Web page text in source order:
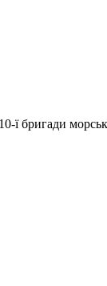
ї бригади